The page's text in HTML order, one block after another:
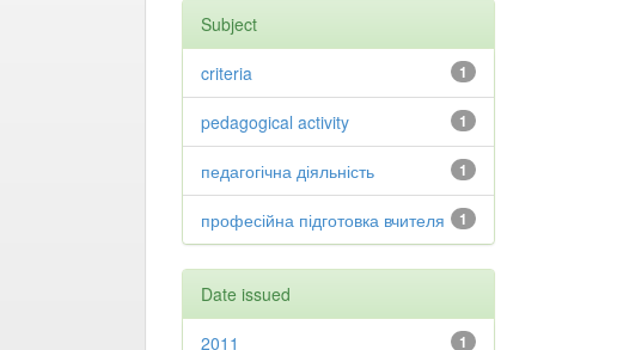
Subject
1
criteria
1
pedagogical activity
1
педагогічна діяльність
1
професійна підготовка вчителя
Date issued
1
2011